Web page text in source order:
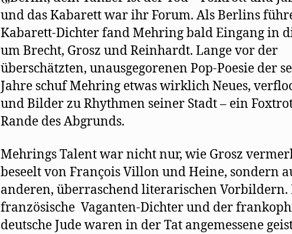
und das Kabarett war ihr Forum. Als Berlins
Kabarett-Dichter fand Mehring bald Eingang in
um Brecht, Grosz und Reinhardt. Lange vor der
überschätzten, unausgegorenen Pop-Poesie der
Jahre schuf Mehring etwas wirklich Neues,
und Bilder zu Rhythmen seiner Stadt – ein
Rande des Abgrunds.
Mehrings Talent war nicht nur, wie Grosz
beseelt von François Villon und Heine, sondern
anderen, überraschend literarischen Vorbildern.
französische Vaganten-Dichter und der
deutsche Jude waren in der Tat angemessene